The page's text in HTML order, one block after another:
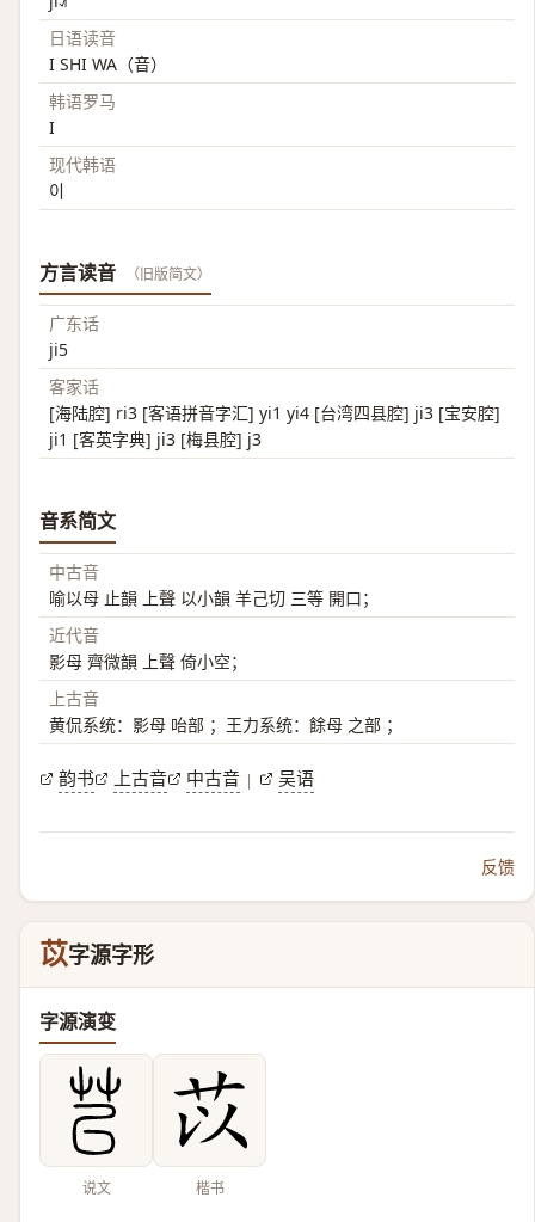
日语读音
I SHI WA（音）
韩语罗马
I
现代韩语
이
方言读音 （旧版简文）
广东话
ji5
客家话
[海陆腔] ri3 [客语拼音字汇] yi1 yi4 [台湾四县腔] ji3 [宝安腔]
ji1 [客英字典] ji3 [梅县腔] j3
音系简文
中古音
喻以母 止韻 上聲 以小韻 羊己切 三等 開口；
近代音
影母 齊微韻 上聲 倚小空；
上古音
黄侃系统：影母 咍部 ；王力系统：餘母 之部 ；
韵书 上古音 中古音 | 吴语
反馈
苡字源字形
字源演变
说文 楷书